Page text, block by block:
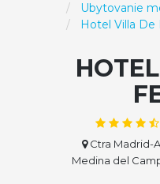
Ubytovanie
Hotel Villa De
Ctra Madrid-A
Medina del